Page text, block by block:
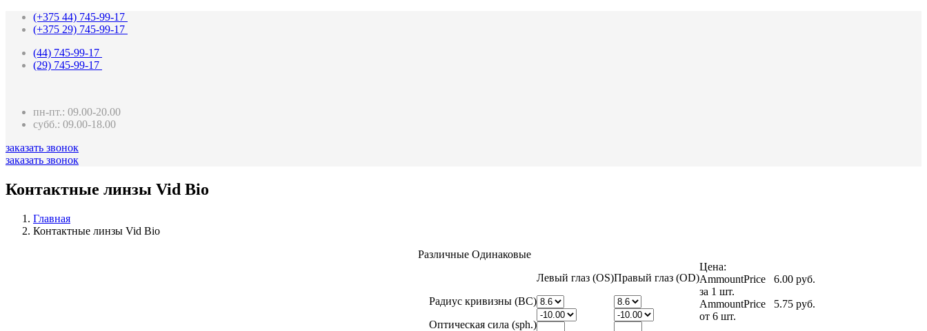
(+375 44) 745-99-17
(+375 29) 745-99-17
(44) 745-99-17
(29) 745-99-17
пн-пт.: 09.00-20.00
субб.: 09.00-18.00
заказать звонок
заказать звонок
Контактные линзы Vid Bio
Главная
Контактные линзы Vid Bio
Различные Одинаковые
Радиус кривизны (BC)
Оптическая сила (sph.)
Левый глаз (OS)Правый глаз (OD)
Цена:
AmmountPrice
6.00 pуб.
за 1 шт.
AmmountPrice
5.75 pуб.
от 6 шт.